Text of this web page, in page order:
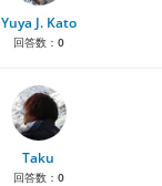
Yuya J. Kato
回答数： 0
Taku
回答数： 0